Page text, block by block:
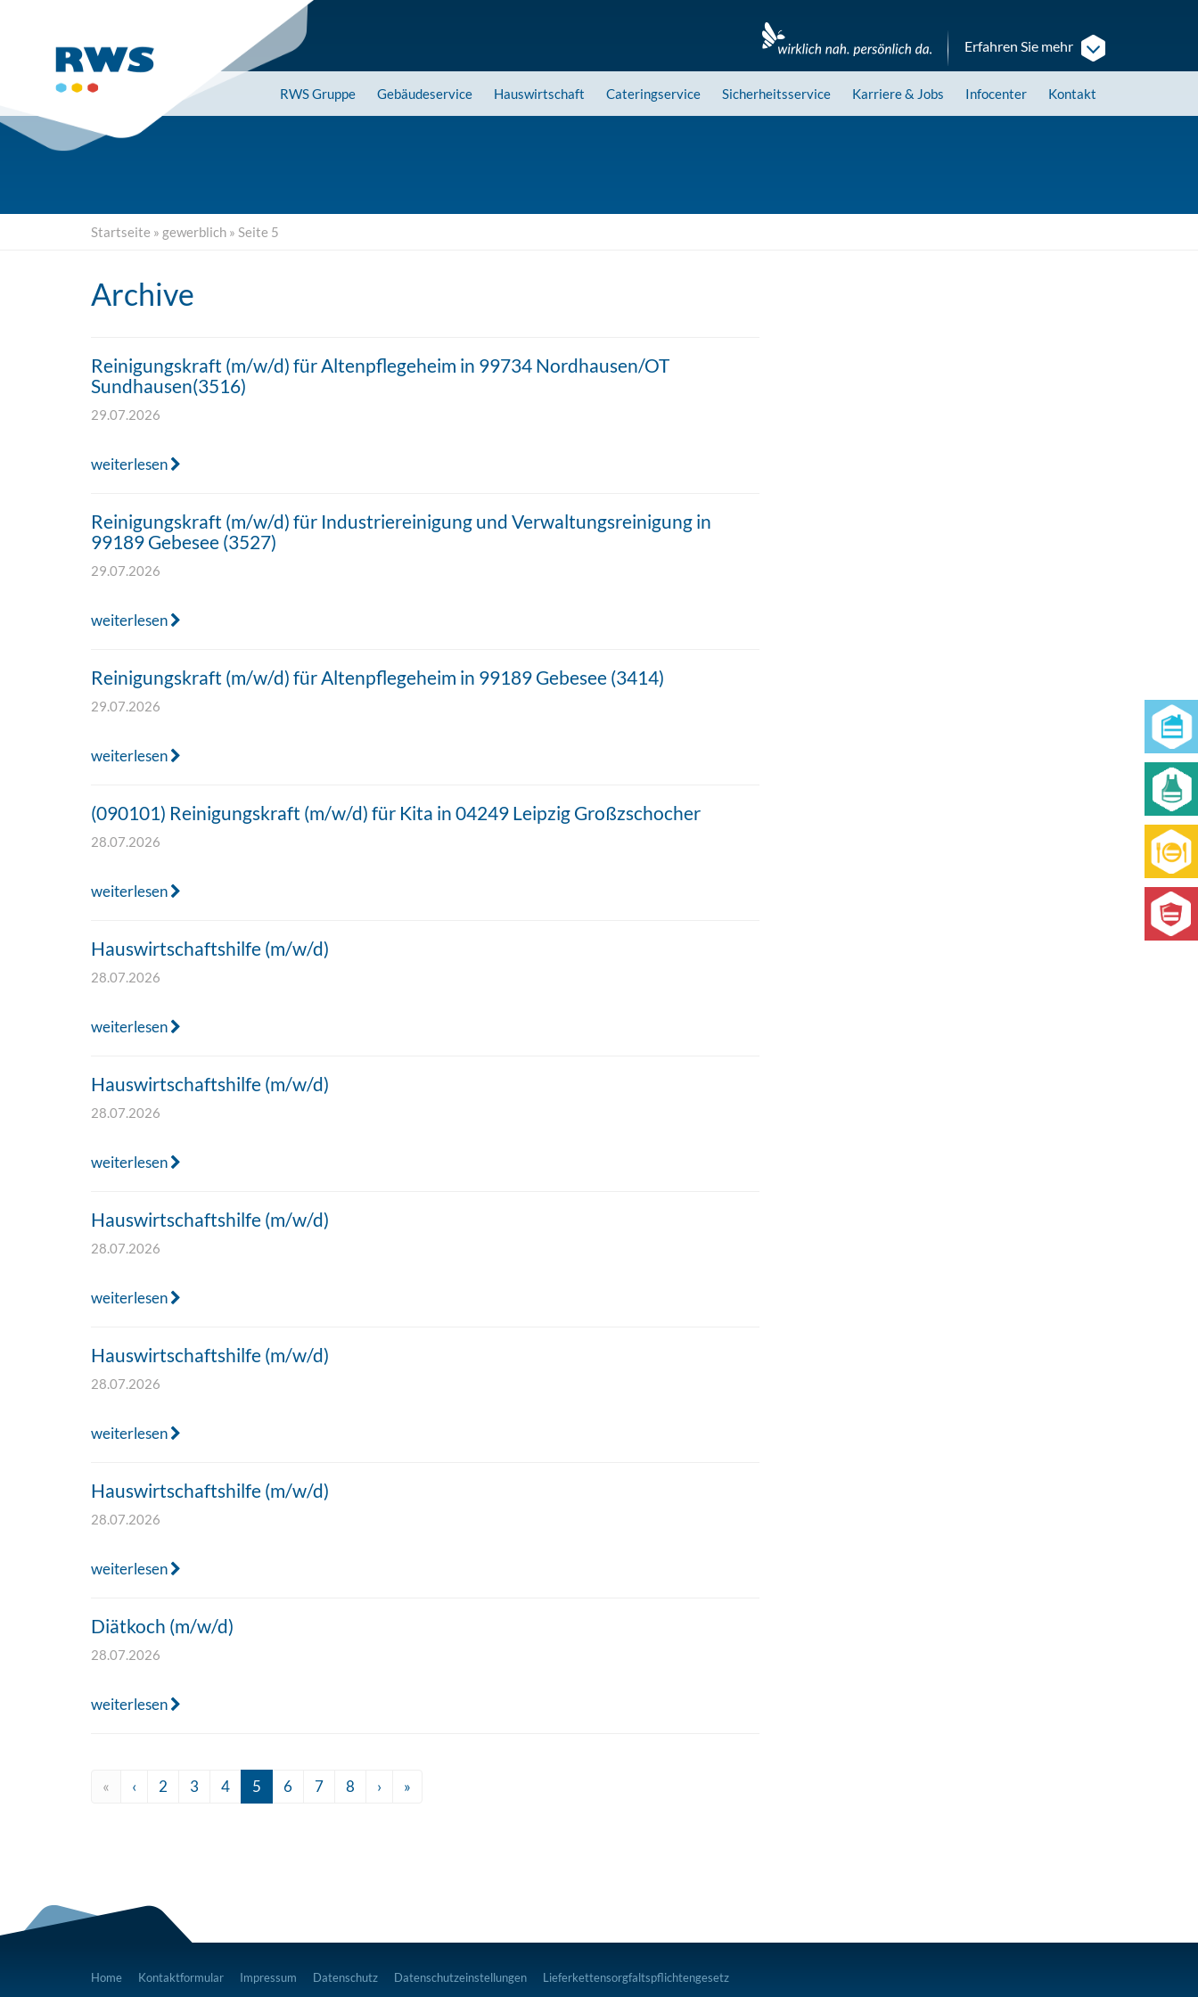
Erfahren Sie mehr
RWSGruppe Gebäudeservice Hauswirtschaft Cateringservice Sicherheitsservice Karriere& Jobs Infocenter Kontakt
Startseite » gewerblich » Seite 5
Archive
Reinigungskraft (m/w/d) für Altenpflegeheim in 99734 Nordhausen/OT
Sundhausen(3516)
29.07.2026
weiterlesen
Reinigungskraft (m/w/d) für Industriereinigung und Verwaltungsreinigung in
99189 Gebesee (3527)
29.07.2026
weiterlesen
Reinigungskraft (m/w/d) für Altenpflegeheim in 99189 Gebesee (3414)
29.07.2026
weiterlesen
(090101) Reinigungskraft (m/w/d) für Kita in 04249 Leipzig Großzschocher
28.07.2026
weiterlesen
Hauswirtschaftshilfe (m/w/d)
28.07.2026
weiterlesen
Hauswirtschaftshilfe (m/w/d)
28.07.2026
weiterlesen
Hauswirtschaftshilfe (m/w/d)
28.07.2026
weiterlesen
Hauswirtschaftshilfe (m/w/d)
28.07.2026
weiterlesen
Hauswirtschaftshilfe (m/w/d)
28.07.2026
weiterlesen
Diätkoch (m/w/d)
28.07.2026
weiterlesen
« ‹ 2 3 4 5 6 7 8 › »
Home Kontaktformular Impressum Datenschutz Datenschutzeinstellungen Lieferkettensorgfaltspflichtengesetz